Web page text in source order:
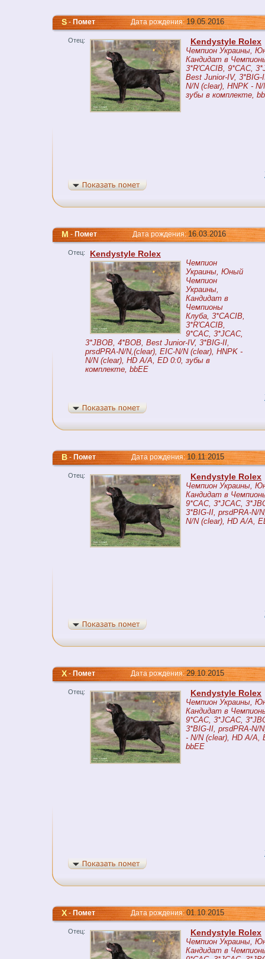
S-ПометДата рождения:19.05.2016
Отец: Kendystyle Rolex
Чемпион Украины,
Кандидат в
3*R'CACIB, 9*CAC,
Best Junior-IV,
N/N (clear), HNPK -
зубы в комплекте,
M-ПометДата рождения:16.03.2016
Отец: Kendystyle Rolex
Чемпион
Украины, Юный
Чемпион
Украины,
Кандидат в
Чемпионы
Клуба, 3*CACIB,
3*R'CACIB,
9*CAC, 3*JCAC,
3*JBOB, 4*BOB, Best Junior-IV, 3*BIG-II,
prsdPRA-N/N,(clear), EIC-N/N (clear), HNPK -
N/N (clear), HD A/A, ED 0:0, зубы в
комплекте, bbEE
B-ПометДата рождения:10.11.2015
Отец: Kendystyle Rolex
Чемпион Украины,
Кандидат в
9*CAC, 3*JCAC,
3*BIG-II, prsdPRA-N/
N/N (clear), HD A/A,
Х-ПометДата рождения:29.10.2015
Отец: Kendystyle Rolex
Чемпион Украины,
Кандидат в
9*CAC, 3*JCAC,
3*BIG-II, prsdPRA-N/
- N/N (clear), HD A/A,
bbEE
Х-ПометДата рождения:01.10.2015
Отец: Kendystyle Rolex
Чемпион Украины,
Кандидат в